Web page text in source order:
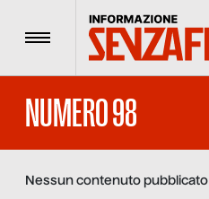
Menu
NUMERO 98
Nessun contenuto pubblicato